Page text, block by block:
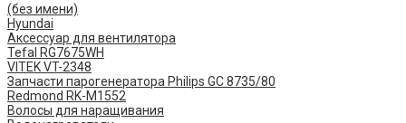
(без имени)
Hyundai
Аксессуар для вентилятора
Tefal RG7675WH
VITEK VT-2348
Запчасти парогенератора Philips GC 8735/80
Redmond RK-M1552
Волосы для наращивания